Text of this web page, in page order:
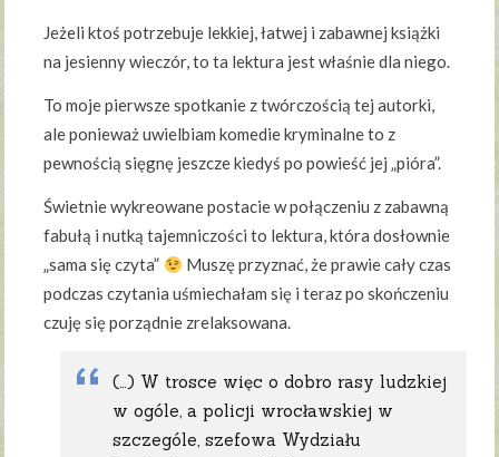
Jeżeli ktoś potrzebuje lekkiej, łatwej i zabawnej książki
na jesienny wieczór, to ta lektura jest właśnie dla niego.
To moje pierwsze spotkanie z twórczością tej autorki,
ale ponieważ uwielbiam komedie kryminalne to z
pewnością sięgnę jeszcze kiedyś po powieść jej „pióra”.
Świetnie wykreowane postacie w połączeniu z zabawną
fabułą i nutką tajemniczości to lektura, która dosłownie
„sama się czyta”
Muszę przyznać, że prawie cały czas
podczas czytania uśmiechałam się i teraz po skończeniu
czuję się porządnie zrelaksowana.
(…) W trosce więc o dobro rasy ludzkiej
w ogóle, a policji wrocławskiej w
szczególe, szefowa Wydziału